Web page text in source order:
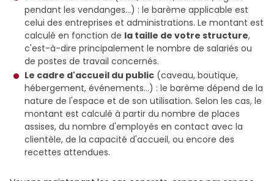
pendant les vendanges…) : le barème applicable est
celui des entreprises et administrations. Le montant est
calculé en fonction de la taille de votre structure,
c'est-à-dire principalement le nombre de salariés ou
de postes de travail concernés.
Le cadre d'accueil du public (caveau, boutique,
hébergement, événements…) : le barème dépend de la
nature de l'espace et de son utilisation. Selon les cas, le
montant est calculé à partir du nombre de places
assises, du nombre d'employés en contact avec la
clientèle, de la capacité d'accueil, ou encore des
recettes attendues.